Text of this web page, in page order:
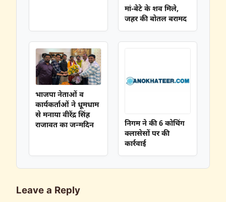
मां-बेटे के शव मिले,
जहर की बोतल बरामद
भाजपा नेताओं व
कार्यकर्ताओं ने धूमधाम
से मनाया वीरेंद्र सिंह
राजावत का जन्मदिन
निगम ने की 6 कोचिंग
क्लासेसों पर की
कार्रवाई
Leave a Reply